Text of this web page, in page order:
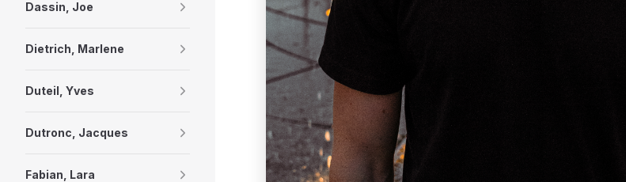
Dassin, Joe
Dietrich, Marlene
Duteil, Yves
Dutronc, Jacques
Fabian, Lara